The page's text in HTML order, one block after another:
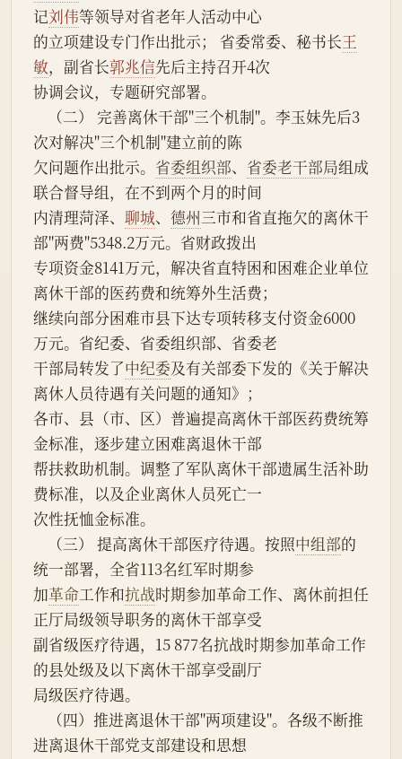
记刘伟等领导对省老年人活动中心
的立项建设专门作出批示； 省委常委、秘书长王
敏，副省长郭兆信先后主持召开4次
协调会议，专题研究部署。
次对解决"三个机制"建立前的陈
欠问题作出批示。 省委组织部、 省委老干部局组成
联合督导组，在不到两个月的时间
内清理菏泽、 聊城、 德州三市和省直拖欠的离休干
部"两费"5348.2万元。省财政拨出
专项资金8141万元，解决省直特困和困难企业单位
离休干部的医药费和统筹外生活费；
继续向部分困难市县下达专项转移支付资金6000
万元。省纪委、省委组织部、省委老
干部局转发了中纪委及有关部委下发的《关于解决
离休人员待遇有关问题的通知》；
各市、县（市、区）普遍提高离休干部医药费统筹
金标准，逐步建立困难离退休干部
帮扶救助机制。调整了军队离休干部遗属生活补助
费标准，以及企业离休人员死亡一
次性抚恤金标准。
    （三） 提高离休干部医疗待遇。按照
中组部的
统一部署，全省113名红军时期参
加革命工作和抗战时期参加革命工作、离休前担任
正厅局级领导职务的离休干部享受
副省级医疗待遇，15 877名抗战时期参加革命工作
的县处级及以下离休干部享受副厅
局级医疗待遇。
进离退休干部党支部建设和思想